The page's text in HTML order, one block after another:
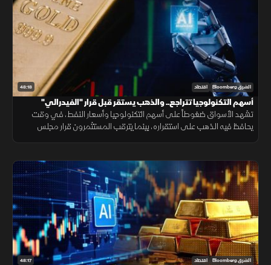
48:18 الشرق Bloomberg اقتصاد
أسهم التكنولوجيا تتراجع.. والذهب يستقر قبل قرار "الفيدرالي"
تشهد الأسواق ضغوطاً على أسهم التكنولوجيا وأسعار النفط، في وقت
يحافظ فيه الذهب على استقراره، بينما يترقب المستثمرون قرار مجلس
48:17 الشرق Bloomberg اقتصاد